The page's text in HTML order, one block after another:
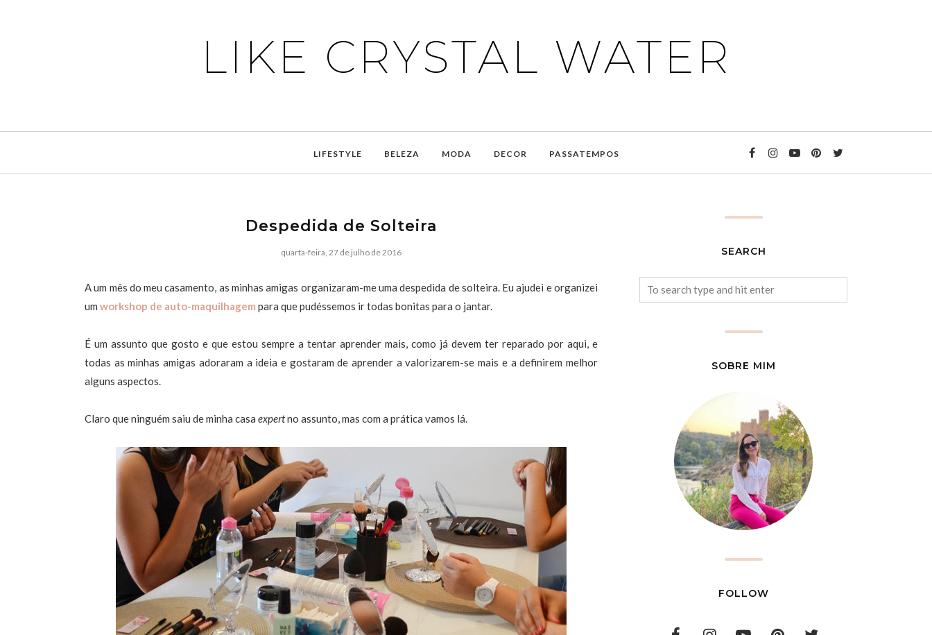
LIKE CRYSTAL WATER
LIFESTYLE BELEZA MODA DECOR PASSATEMPOS
Despedida de Solteira
quarta-feira, 27 de julho de 2016
A um mês do meu casamento, as minhas amigas organizaram-me uma despedida de solteira. Eu ajudei e organizei
um workshop de auto-maquilhagem para que pudéssemos ir todas bonitas para o jantar.
É um assunto que gosto e que estou sempre a tentar aprender mais, como já devem ter reparado por aqui, e
todas as minhas amigas adoraram a ideia e gostaram de aprender a valorizarem-se mais e a definirem melhor
alguns aspectos.
Claro que ninguém saiu de minha casa expertno assunto, mas com a prática vamos lá.
SEARCH
SOBRE MIM
FOLLOW